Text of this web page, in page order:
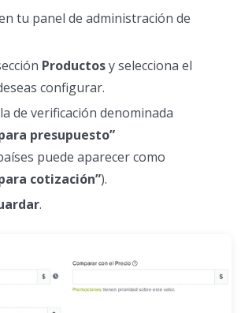
tu panel de administración de
Productosy selecciona el
configurar.
de verificación denominada
presupuesto”
puede aparecer como
cotización”).
.